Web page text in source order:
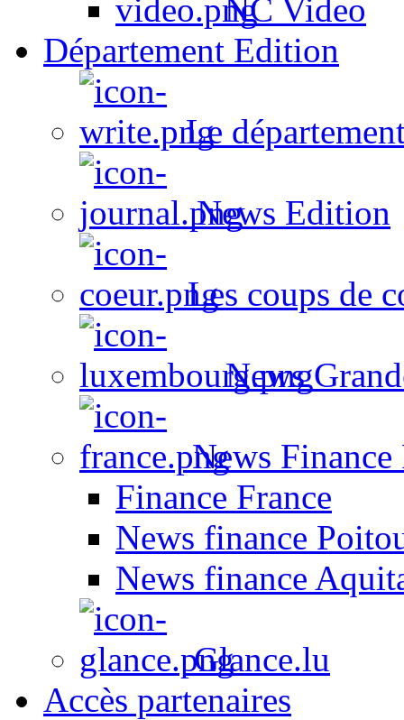
NC Video
Département Edition
Le
News Edition
Les coups de
News
News Finance
Finance France
News finance
News finance
Glance.lu
Accès partenaires